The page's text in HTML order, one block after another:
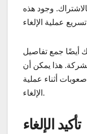
وجود هذه
أيضًا جمع تفاصيل
هذا يمكن أن
أثناء عملية
الإلغاء.
تأكيد الإلغاء